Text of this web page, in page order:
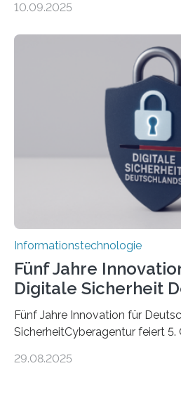
sich CAVECORE – ein neues
koordiniert wird. Ab dem 1.
über einen Zeitraum von vier
Promovierende im Rahmen von
kognitiven Robotern
die mittels Sensoren ihre
Informationen verarbeiten und
10.09.2025
Informationstechnologie
Fünf Jahre
Digitale Sicherheit
Fünf Jahre Innovation für
SicherheitCyberagentur feiert
ErfolgeDie Agentur für
29.08.2025